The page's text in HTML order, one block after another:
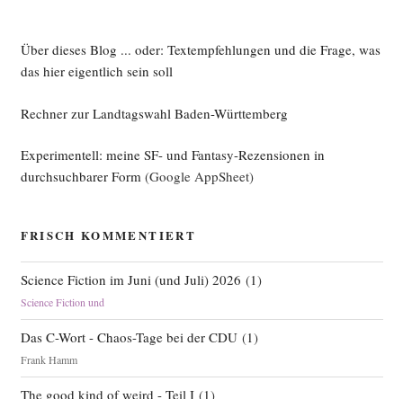
Über dieses Blog ... oder: Textempfehlungen und die Frage, was
das hier eigentlich sein soll
Rechner zur Landtagswahl Baden-Württemberg
Experimentell: meine SF- und Fantasy-Rezensionen in
durchsuchbarer Form(Google AppSheet)
FRISCH KOMMENTIERT
Science Fiction im Juni (und Juli) 2026 (1)
Science Fiction und
Das C-Wort - Chaos-Tage bei der CDU(1)
Frank Hamm
The good kind of weird - Teil I(1)